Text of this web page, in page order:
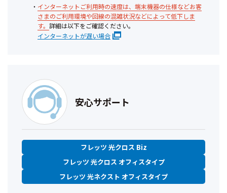
インターネットご利用時の速度は、端末機器の仕様などお客
さまのご利用環境や回線の混雑状況などによって低下しま
す。 詳細は以下をご確認ください。
インターネットが遅い場合
安心サポート
フレッツ 光クロス Biz
フレッツ 光クロス オフィスタイプ
フレッツ 光ネクスト オフィスタイプ